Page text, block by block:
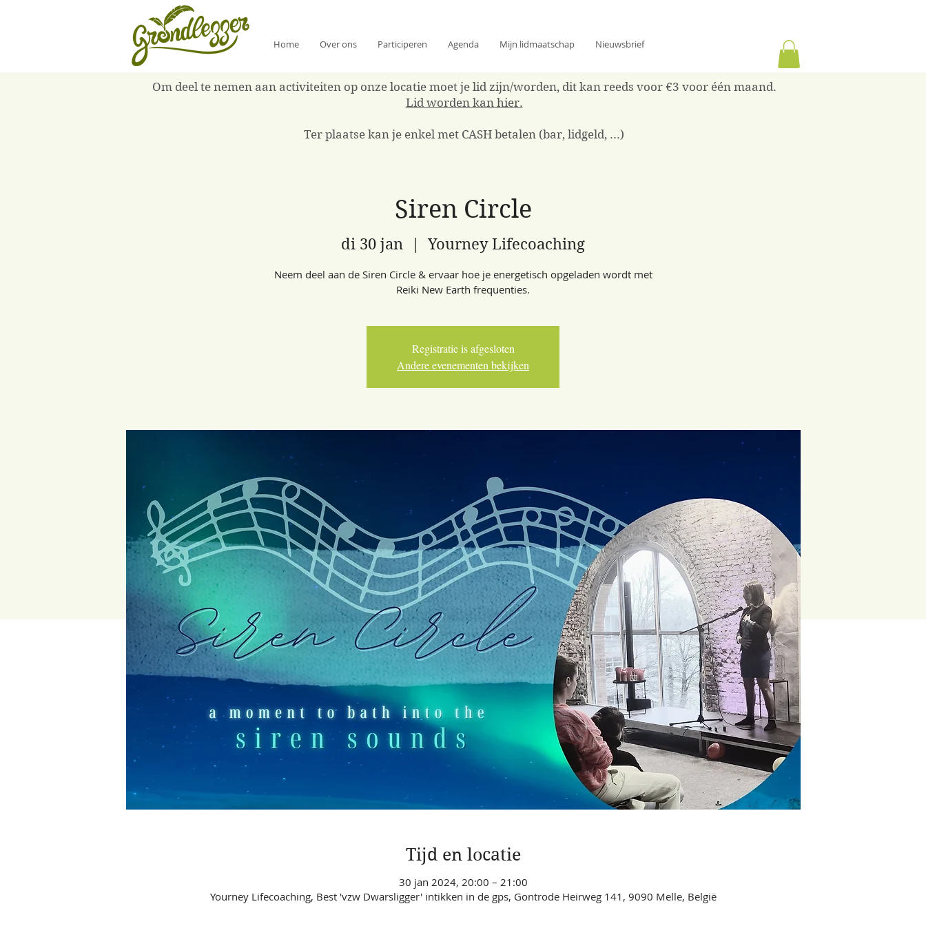
Home Over ons Participeren Agenda Mijn lidmaatschap Nieuwsbrief
Om deel te nemen aan activiteiten op onze locatie moet je lid zijn/worden, dit kan reeds voor €3 voor één maand.
Lid worden kan hier.
Ter plaatse kan je enkel met CASH betalen (bar, lidgeld, ...)
Siren Circle
di 30 jan
  |
Yourney Lifecoaching
Neem deel aan de Siren Circle & ervaar hoe je energetisch opgeladen wordt met
Reiki New Earth frequenties.
Registratie is afgesloten
Andere evenementen bekijken
Tijd en locatie
30 jan 2024, 20:00 – 21:00
Yourney Lifecoaching, Best 'vzw Dwarsligger' intikken in de gps, Gontrode Heirweg 141, 9090 Melle, België